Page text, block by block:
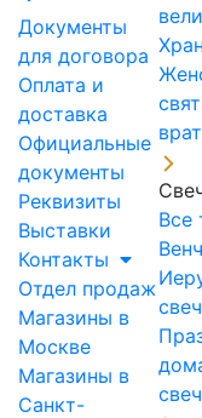
Документы
для договора
Оплата и
доставка
Официальные
документы
Реквизиты
Выставки
Контакты
Отдел продаж
Магазины в
Москве
Магазины в
Санкт-
Все